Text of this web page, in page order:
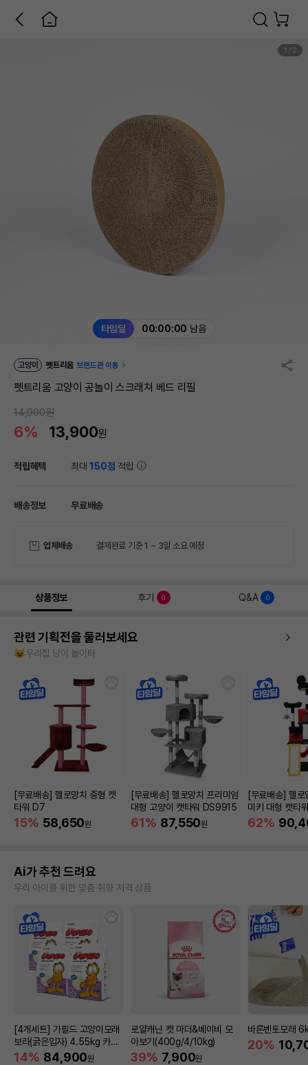
타임딜 00:00:00 남음
1 2
고양이 펫트리움 브랜드관 이동
펫트리움 고양이 공놀이 스크래쳐 베드 리필
14,900원
6% 13,900원
적립혜택 최대150점 적립
배송정보 무료배송
업체배송 결제완료 기준 1 ~ 3일 소요 예정
상품정보 후기 0 Q&A 0
관련 기획전을 둘러보세요
😺우리집 냥이 놀이터
[무료배송] 헬로망치 중형 캣
타워 D7
15% 58,650원
[무료배송] 헬로망치 프리미엄
대형 고양이 캣타워 DS9915
61% 87,550원
[무료배송] 헬로
미키 대형 캣타
62%
Ai가 추천 드려요
우리 아이를 위한 맞춤 취향 저격 상품
[4개세트] 가필드 고양이모래
보라(굵은입자) 4.55kg 카사
바모래
14% 84,900원
로얄캐닌 캣 마더&베이비 모
아보기(400g/4/10kg)
39% 7,900원
바른벤토모래
20%